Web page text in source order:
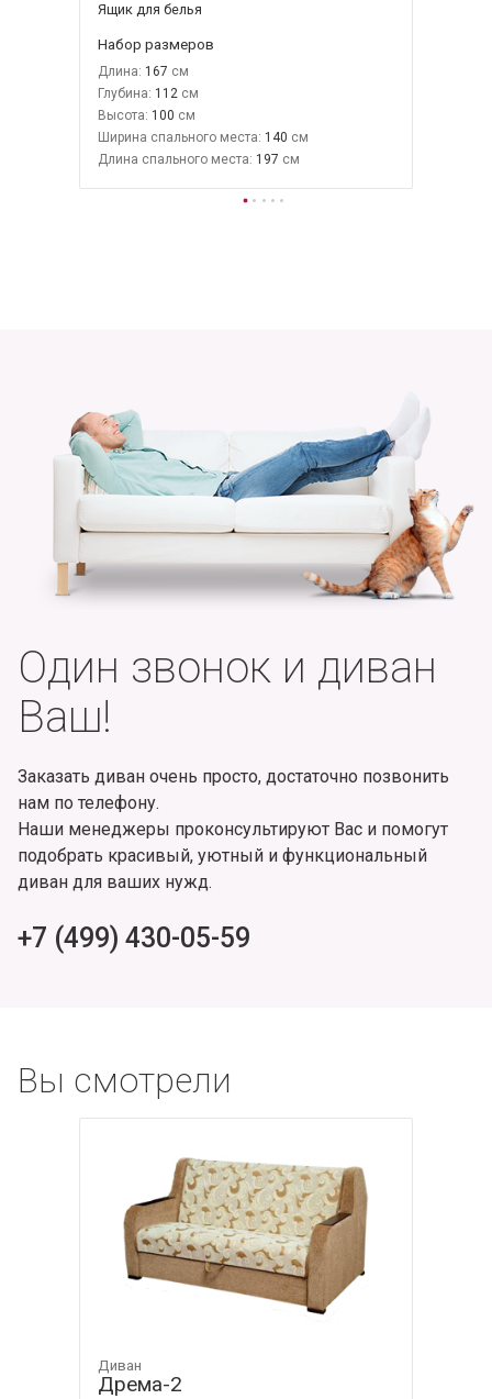
Ящик для белья
Набор размеров
Длина: 167
Глубина: 112
Высота: 100
Ширина спального места: 140
Длина спального места: 197
Один звонок и диван
Ваш!
Заказать диван очень просто, достаточно позвонить
нам по телефону.
Наши менеджеры проконсультируют Вас и помогут
подобрать красивый, уютный и функциональный
диван для ваших нужд.
+7 (499) 430-05-59
Вы смотрели
Диван
Дрема-2